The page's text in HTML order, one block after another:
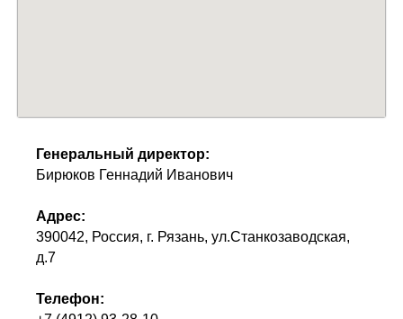
Генеральный директор:
Бирюков Геннадий Иванович
Адрес:
390042, Россия, г. Рязань, ул.Станкозаводская,
д.7
Телефон: